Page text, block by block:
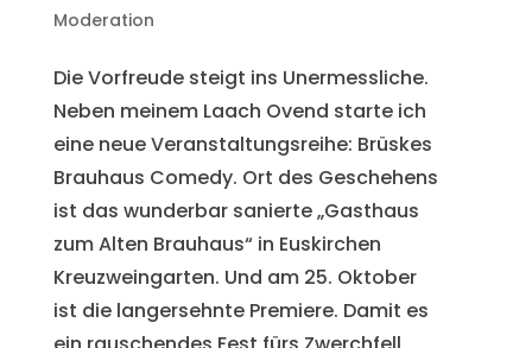
Moderation
Die Vorfreude steigt ins Unermessliche.
Neben meinem Laach Ovend starte ich
eine neue Veranstaltungsreihe: Brüskes
Brauhaus Comedy. Ort des Geschehens
ist das wunderbar sanierte „Gasthaus
zum Alten Brauhaus“ in Euskirchen
Kreuzweingarten. Und am 25. Oktober
ist die langersehnte Premiere. Damit es